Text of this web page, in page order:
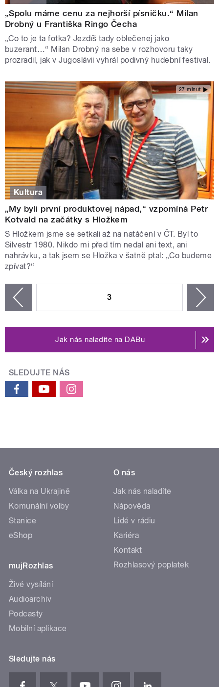
„Spolu máme cenu za nejhorší písničku.“ Milan
Drobný u Františka Ringo Čecha
„Co to je ta fotka? Jezdíš tady oblečenej jako
buzerant…“ Milan Drobný na sebe v rozhovoru taky
prozradil, jak v Jugoslávii vyhrál podivný hudební festival.
27 minut
Kultura
„My byli první produktovej nápad,“ vzpomíná Petr
Kotvald na začátky s Hložkem
S Hložkem jsme se setkali až na natáčení v ČT. Byl to
Silvestr 1980. Nikdo mi před tím nedal ani text, ani
nahrávku, a tak jsem se Hložka v šatně ptal: „Co budeme
zpívat?“
3
Jak nás naladíte na DABu
SLEDUJTE NÁS
Český rozhlas
Válka na Ukrajině
Komunální volby
Stanice
eShop
mujRozhlas
Živé vysílání
Audioarchiv
Podcasty
Mobilní aplikace
O nás
Jak nás naladíte
Nápověda
Lidé v rádiu
Kariéra
Kontakt
Rozhlasový poplatek
Sledujte nás